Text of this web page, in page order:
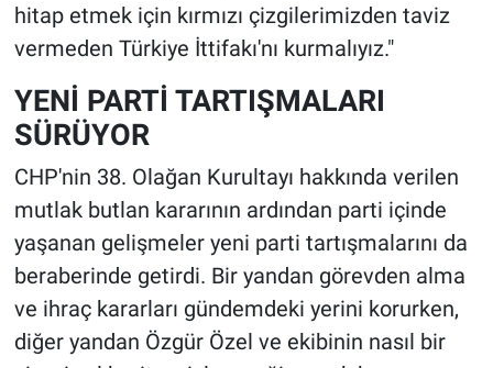
hitap etmek için kırmızı çizgilerimizden taviz
vermeden Türkiye İttifakı'nı kurmalıyız."
YENİ PARTİ TARTIŞMALARI
SÜRÜYOR
CHP'nin 38. Olağan Kurultayı hakkında verilen
mutlak butlan kararının ardından parti içinde
yaşanan gelişmeler yeni parti tartışmalarını da
beraberinde getirdi. Bir yandan görevden alma
ve ihraç kararları gündemdeki yerini korurken,
diğer yandan Özgür Özel ve ekibinin nasıl bir